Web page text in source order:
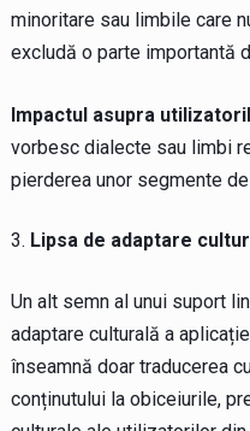
minoritare sau limbile care
excludă o parte importantă
Impactul asupra
vorbesc dialecte sau limbi
pierderea unor segmente
Lipsa de adaptare
Un alt semn al unui suport
adaptare culturală a
înseamnă doar traducerea
conținutului la obiceiurile,